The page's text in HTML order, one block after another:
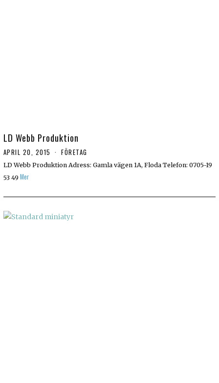
LD Webb Produktion
APRIL 20, 2015 FÖRETAG
LD Webb Produktion Adress: Gamla vägen 1A, Floda Telefon: 0705-19
53 49 Mer